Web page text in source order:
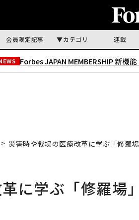
会員限定記事 カテゴリ 連載
Forbes JAPAN MEMBERSHIP 新機能
災害時や戦場の医療改革に学ぶ「修羅
に学ぶ「修羅場